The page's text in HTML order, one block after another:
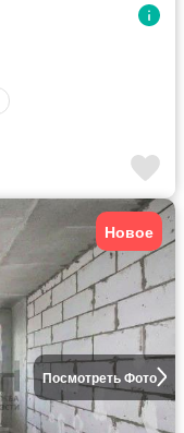
Посмотреть Фото
Новое